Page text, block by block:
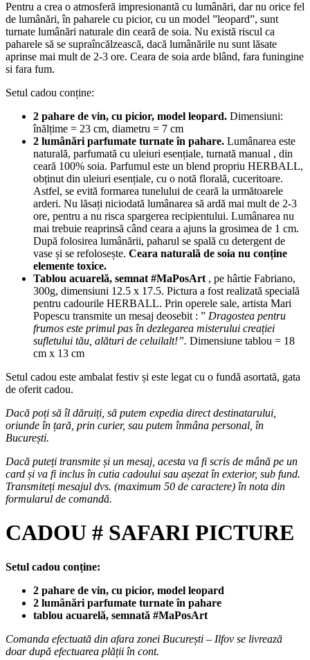
Pentru a crea o atmosferă impresionantă cu lumânări, dar nu orice fel
de lumânări, în paharele cu picior, cu un model ”leopard”, sunt
turnate lumânări naturale din ceară de soia. Nu există riscul ca
paharele să se supraîncălzească, dacă lumânările nu sunt lăsate
aprinse mai mult de 2-3 ore. Ceara de soia arde blând, fara funingine
si fara fum.
Setul cadou conține:
2 pahare de vin, cu picior, model leopard. Dimensiuni:
înălțime = 23 cm, diametru = 7 cm
2 lumânări parfumate turnate în pahare. Lumânarea este
naturală, parfumată cu uleiuri esențiale, turnată manual , din
ceară 100% soia. Parfumul este un blend propriu HERBALL,
obținut din uleiuri esențiale, cu o notă florală, cuceritoare.
Astfel, se evită formarea tunelului de ceară la următoarele
arderi. Nu lăsați niciodată lumânarea să ardă mai mult de 2-3
ore, pentru a nu risca spargerea recipientului. Lumânarea nu
mai trebuie reaprinsă când ceara a ajuns la grosimea de 1 cm.
După folosirea lumânării, paharul se spală cu detergent de
vase și se refolosește. Ceara naturală de soia nu conține
elemente toxice.
Tablou acuarelă, semnat #MaPosArt , pe hârtie Fabriano,
300g, dimensiuni 12.5 x 17.5. Pictura a fost realizată specială
pentru cadourile HERBALL. Prin operele sale, artista Mari
Popescu transmite un mesaj deosebit : ” Dragostea pentru
frumos este primul pas în dezlegarea misterului creației
sufletului tău, alături de celuilalt!”. Dimensiune tablou = 18
cm x 13 cm
Setul cadou este ambalat festiv și este legat cu o fundă asortată, gata
de oferit cadou.
Dacă poți să îl dăruiți, să putem expedia direct destinatarului,
oriunde în țară, prin curier, sau putem înmâna personal, în
București.
Dacă puteți transmite și un mesaj, acesta va fi scris de mână pe un
card și va fi inclus în cutia cadoului sau așezat în exterior, sub fund.
Transmiteți mesajul dvs. (maximum 50 de caractere) în nota din
formularul de comandă.
CADOU # SAFARI PICTURE
Setul cadou conține:
2 pahare de vin, cu picior, model leopard
2 lumânări parfumate turnate în pahare
tablou acuarelă, semnată #MaPosArt
Comanda efectuată din afara zonei București – Ilfov se livrează
doar după efectuarea plății în cont.